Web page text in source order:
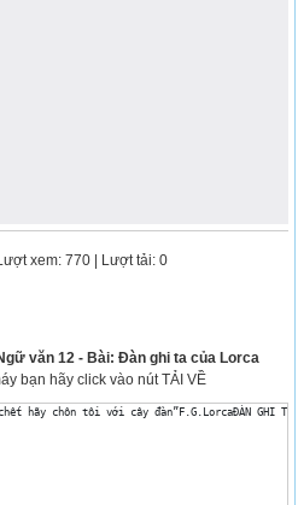
xem: 770 | Lượt tải: 0
văn 12 - Bài: Đàn ghi ta của Lorca
bạn hãy click vào nút TẢI VỀ